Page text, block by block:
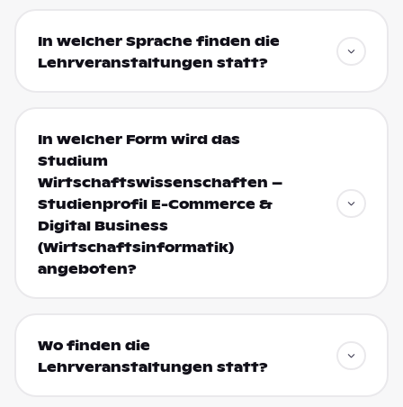
In welcher Sprache finden die
Lehrveranstaltungen statt?
In welcher Form wird das
Studium
Wirtschaftswissenschaften –
Studienprofil E-Commerce &
Digital Business
(Wirtschaftsinformatik)
angeboten?
Wo finden die
Lehrveranstaltungen statt?